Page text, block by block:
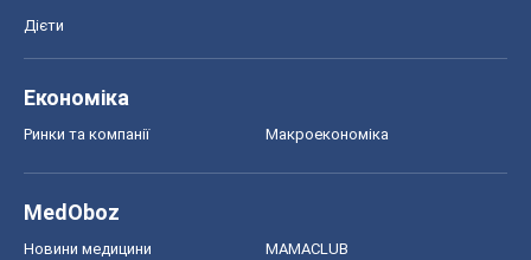
Дієти
Економіка
Ринки та компанії Макроекономіка
MedOboz
Новини медицини MAMACLUB